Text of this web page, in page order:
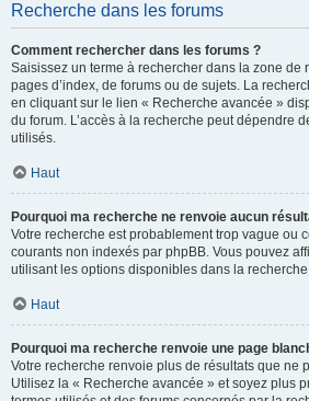
Recherche dans les forums
Comment rechercher dans les forums ?
Saisissez un terme à rechercher dans la zone de
pages d’index, de forums ou de sujets. La
en cliquant sur le lien « Recherche avancée »
du forum. L’accès à la recherche peut dépendre
utilisés.
Haut
Pourquoi ma recherche ne renvoie aucun
Votre recherche est probablement trop vague ou
courants non indexés par phpBB. Vous pouvez
utilisant les options disponibles dans la
Haut
Pourquoi ma recherche renvoie une page
Votre recherche renvoie plus de résultats que ne
Utilisez la « Recherche avancée » et soyez plus